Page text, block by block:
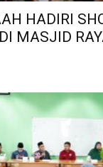
HADIRI
MASJID